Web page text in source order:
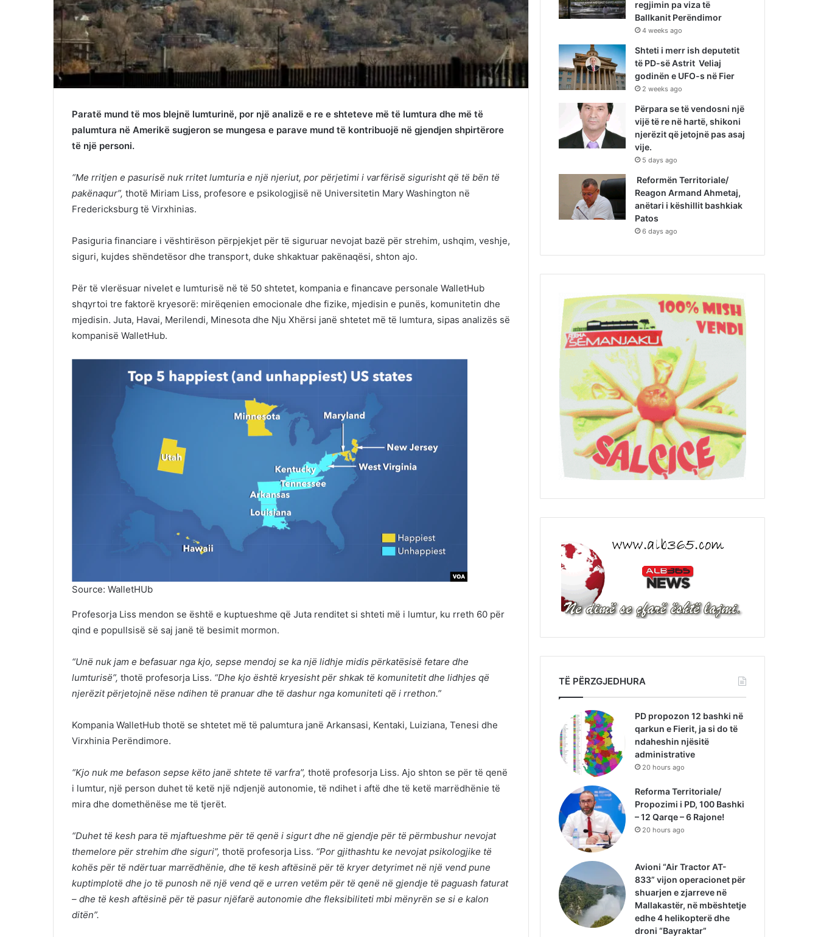
Paratë mund të mos blejnë lumturinë, por një analizë e re e shteteve më të lumtura dhe më të
palumtura në Amerikë sugjeron se mungesa e parave mund të kontribuojë në gjendjen shpirtërore
të një personi.
“Me rritjen e pasurisë nuk rritet lumturia e një njeriut, por përjetimi i varfërisë sigurisht që të bën të
pakënaqur”, thotë Miriam Liss, profesore e psikologjisë në Universitetin Mary Washington në
Fredericksburg të Virxhinias.
Pasiguria financiare i vështirëson përpjekjet për të siguruar nevojat bazë për strehim, ushqim, veshje,
siguri, kujdes shëndetësor dhe transport, duke shkaktuar pakënaqësi, shton ajo.
Për të vlerësuar nivelet e lumturisë në të 50 shtetet, kompania e financave personale WalletHub
shqyrtoi tre faktorë kryesorë: mirëqenien emocionale dhe fizike, mjedisin e punës, komunitetin dhe
mjedisin. Juta, Havai, Merilendi, Minesota dhe Nju Xhërsi janë shtetet më të lumtura, sipas analizës së
kompanisë WalletHub.
Source: WalletHUb
Profesorja Liss mendon se është e kuptueshme që Juta renditet si shteti më i lumtur, ku rreth 60 për
qind e popullsisë së saj janë të besimit mormon.
“Unë nuk jam e befasuar nga kjo, sepse mendoj se ka një lidhje midis përkatësisë fetare dhe
lumturisë”, thotë profesorja Liss. “Dhe kjo është kryesisht për shkak të komunitetit dhe lidhjes që
njerëzit përjetojnë nëse ndihen të pranuar dhe të dashur nga komuniteti që i rrethon.”
Kompania WalletHub thotë se shtetet më të palumtura janë Arkansasi, Kentaki, Luiziana, Tenesi dhe
Virxhinia Perëndimore.
“Kjo nuk me befason sepse këto janë shtete të varfra”, thotë profesorja Liss. Ajo shton se për të qenë
i lumtur, një person duhet të ketë një ndjenjë autonomie, të ndihet i aftë dhe të ketë marrëdhënie të
mira dhe domethënëse me të tjerët.
“Duhet të kesh para të mjaftueshme për të qenë i sigurt dhe në gjendje për të përmbushur nevojat
themelore për strehim dhe siguri”, thotë profesorja Liss. “Por gjithashtu ke nevojat psikologjike të
kohës për të ndërtuar marrëdhënie, dhe të kesh aftësinë për të kryer detyrimet në një vend pune
kuptimplotë dhe jo të punosh në një vend që e urren vetëm për të qenë në gjendje të paguash faturat
– dhe të kesh aftësinë për të pasur njëfarë autonomie dhe fleksibiliteti mbi mënyrën se si e kalon
ditën”.
regjimin pa viza të
Ballkanit Perëndimor
4 weeks ago
Shteti i merr ish deputetit
të PD-së Astrit Veliaj
godinën e UFO-s në Fier
2 weeks ago
Përpara se të vendosni një
vijë të re në hartë, shikoni
njerëzit që jetojnë pas asaj
vije.
5 days ago
Reformën Territoriale/
Reagon Armand Ahmetaj,
anëtari i këshillit bashkiak
Patos
6 days ago
TË PËRZGJEDHURA
PD propozon 12 bashki në
qarkun e Fierit, ja si do të
ndaheshin njësitë
administrative
20 hours ago
Reforma Territoriale/
Propozimi i PD, 100 Bashki
– 12 Qarqe – 6 Rajone!
20 hours ago
Avioni “Air Tractor AT-
833” vijon operacionet për
shuarjen e zjarreve në
Mallakastër, në mbështetje
edhe 4 helikopterë dhe
droni “Bayraktar”